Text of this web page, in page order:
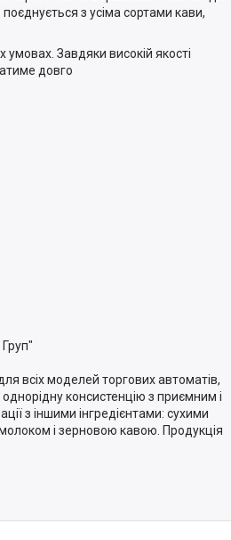
з усіма сортами кави,
Завдяки високій якості
довго
всіх моделей торгових автоматів,
консистенцію з приємним і
з іншими інгредієнтами: сухими
і зерновою кавою. Продукція